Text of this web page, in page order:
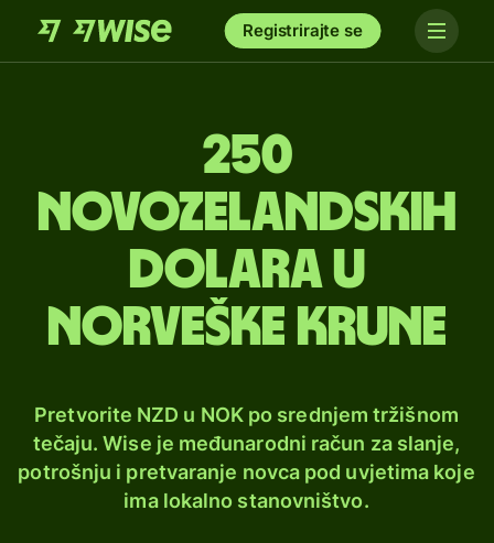
Registrirajte se
250
novozelandskih
dolara u
norveške krune
Pretvorite NZD u NOK po srednjem tržišnom
tečaju. Wise je međunarodni račun za slanje,
potrošnju i pretvaranje novca pod uvjetima koje
ima lokalno stanovništvo.